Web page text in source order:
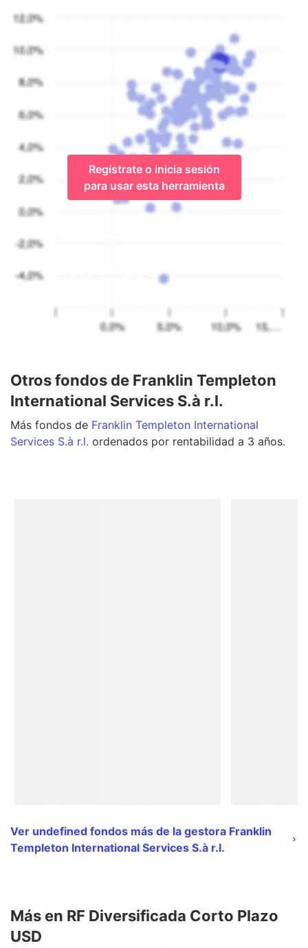
Regístrate o inicia sesión
para usar esta herramienta
Otros fondos de Franklin Templeton
International Services S.à r.l.
Más fondos de Franklin Templeton International
Services S.à r.l. ordenados por rentabilidad a 3 años.
Ver undefined fondos más de la gestora Franklin
Templeton International Services S.à r.l.
Más en RF Diversificada Corto Plazo
USD